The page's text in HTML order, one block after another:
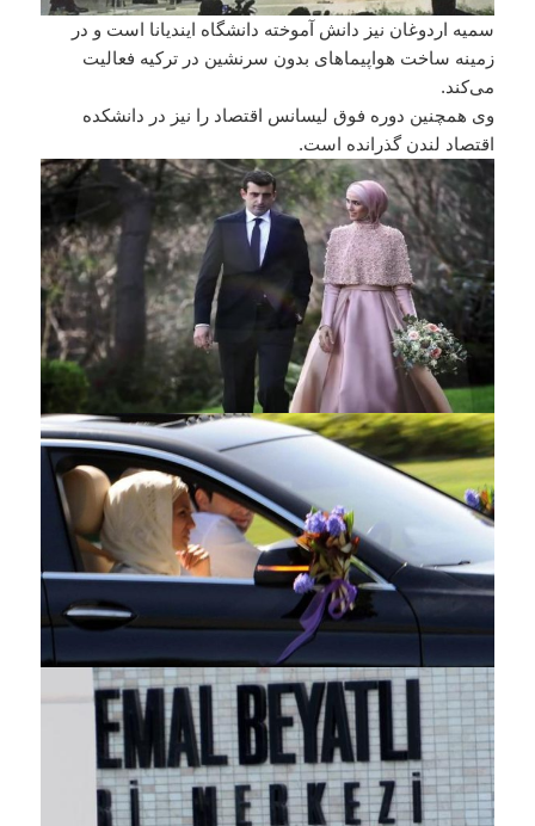
سمیه اردوغان نیز دانش آموخته دانشگاه ایندیانا است و در
زمینه ساخت هواپیماهای بدون سرنشین در ترکیه فعالیت
می‌کند.
وی همچنین دوره فوق لیسانس اقتصاد را نیز در دانشکده
اقتصاد لندن گذرانده است.